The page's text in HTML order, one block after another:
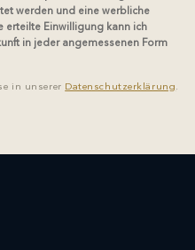
werden und eine werbliche
erteilte Einwilligung kann ich
in jeder angemessenen Form
in unserer Datenschutzerklärung.